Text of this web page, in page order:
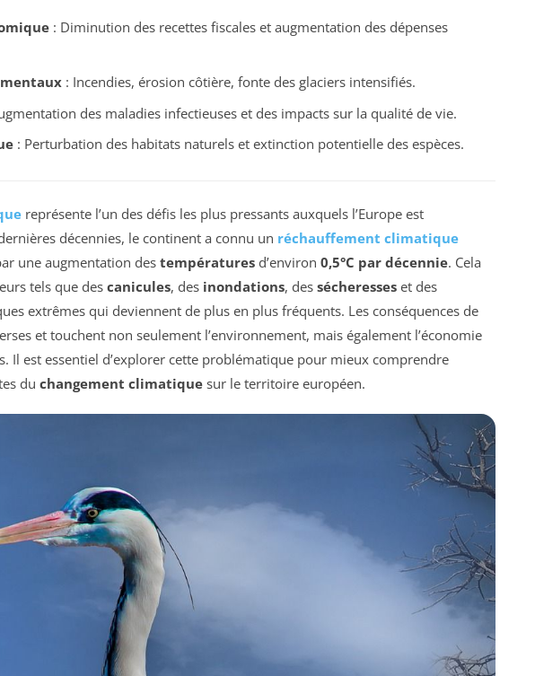
: Diminution des recettes fiscales et augmentation des dépenses
: Incendies, érosion côtière, fonte des glaciers intensifiés.
des maladies infectieuses et des impacts sur la qualité de vie.
: Perturbation des habitats naturels et extinction potentielle des espèces.
représente l’un des défis les plus pressants auxquels l’Europe est
décennies, le continent a connu un réchauffement climatique
une augmentation des températures d’environ 0,5°C par décennie. Cela
tels que des canicules, des inondations, des sécheresses et des
extrêmes qui deviennent de plus en plus fréquents. Les conséquences de
et touchent non seulement l’environnement, mais également l’économie
Il est essentiel d’explorer cette problématique pour mieux comprendre
du changement climatique sur le territoire européen.